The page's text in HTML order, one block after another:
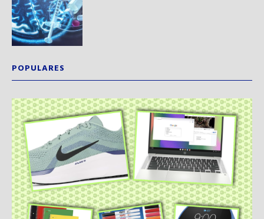
POPULARES